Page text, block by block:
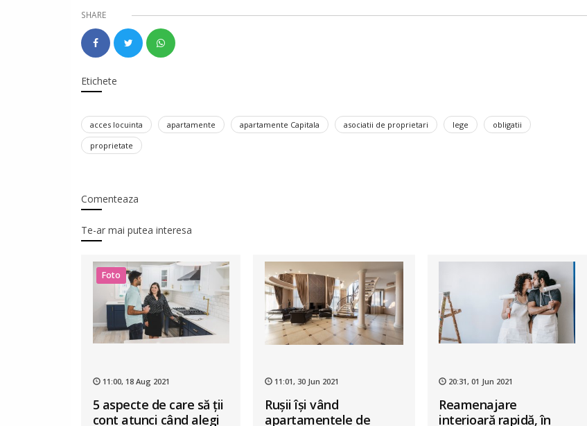
SHARE
Etichete
acces locuinta apartamente apartamente Capitala asociatii de proprietari lege
obligatii
proprietate
Comenteaza
Te-ar mai putea interesa
Foto
11:00, 18 Aug 2021
5 aspecte de care să ţii
cont atunci când alegi
11:01, 30 Jun 2021
Rușii își vând
apartamentele de
20:31, 01 Jun 2021
Reamenajare
interioară rapidă, în